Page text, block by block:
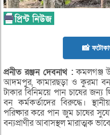
📸
প্রনীতরঞ্জনদেবনাথ : কমলগঞ্জ
আদমপুর, কামারছড়া ও কুরমা বন
টাকার বিনিময়ে পান চাষের জন্য
বন কর্মকর্তাদের বিরুদ্ধে।
পরিষ্কার করে পান জুম চাষের
বন্যপ্রাণীর আবাসস্থল মারাত্মক ভাবে